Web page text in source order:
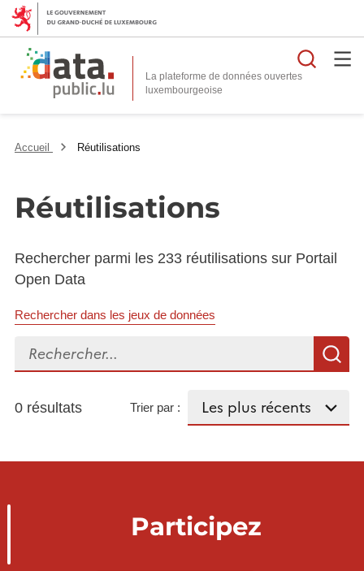
La plateforme de données ouvertes
Accueil Réutilisations
Réutilisations
Rechercher parmi les 233 réutilisations sur Portail
Open Data
Rechercher dans les jeux de données
Rechercher...
0 résultats Trier par :
Participez